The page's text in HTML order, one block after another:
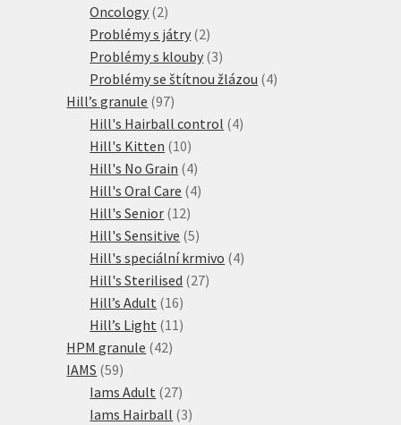
Oncology 22
produkty
Problémy s játry 22
produkty
Problémy s klouby 33
produkty
Problémy se štítnou žlázou 44
Hill’s granule 9797
produktů
Hill's Hairball control 44
Hill's Kitten 1010
produktů
Hill's No Grain 44
produkty
Hill's Oral Care 44
Hill's Senior 1212
produktů
Hill's Sensitive 55
produktů
Hill's speciální krmivo 44
Hill's Sterilised 2727
Hill’s Adult 1616
produktů
Hill’s Light 11 11
HPM granule 4242
IAMS 5959
produktů
Iams Adult 2727
produktů
Iams Hairball 33